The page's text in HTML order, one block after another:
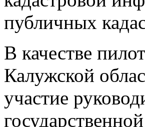
публичных
В качестве
Калужской
участие